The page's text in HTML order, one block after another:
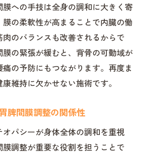
への手技は全身の調和に大きく寄
の柔軟性が高まることで内臓の働
のバランスも改善されるからで
の緊張が緩むと、背骨の可動域が
の予防にもつながります。再度ま
維持に欠かせない施術です。
脾間膜調整の関係性
パシーが身体全体の調和を重視
膜調整が重要な役割を担うことで